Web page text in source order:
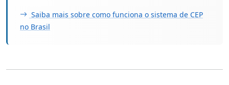
Saiba mais sobre como funciona o sistema de CEP
no Brasil